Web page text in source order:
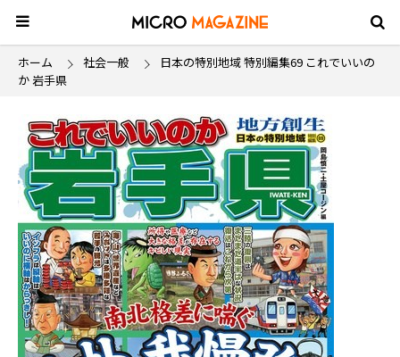
ホーム 社会一般
日本の特別地域 特別編集69 これでいいの
か 岩手県